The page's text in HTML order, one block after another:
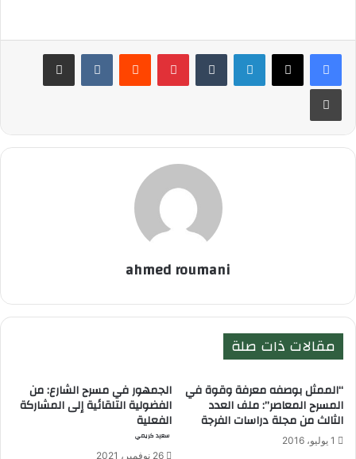
لينكدإن بينتيريست
ahmed roumani
مقالات ذات صلة
“الممثل بوصفه معرفة وقوة في
المسرح المعاصر”: ملف العدد
الثالث من مجلة دراسات الفرجة
1 يوليو، 2016
الجمهور في مسرح الشارع: من
الفضولية التلقائية إلى المشاركة
الفعلية
سعيد كريمي
26 نوفمبر، 2021